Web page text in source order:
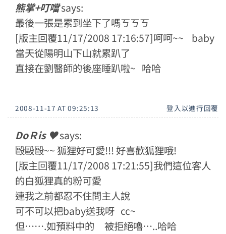
熊掌+叮噹says:
最後一張是累到坐下了嗎ㄎㄎㄎ
[版主回覆11/17/2008 17:16:57]呵呵~~ baby
當天從陽明山下山就累趴了
直接在劉醫師的後座睡趴啦~ 哈哈
2008-11-17 AT 09:25:13 登入以進行回覆
DoＲis ♥says:
毆毆毆~~ 狐狸好可愛!!! 好喜歡狐狸哦!
[版主回覆11/17/2008 17:21:55]我們這位客人
的白狐狸真的粉可愛
連我之前都忍不住問主人說
可不可以把baby送我呀 cc~
但…….如預料中的 被拒絕嚕…..哈哈